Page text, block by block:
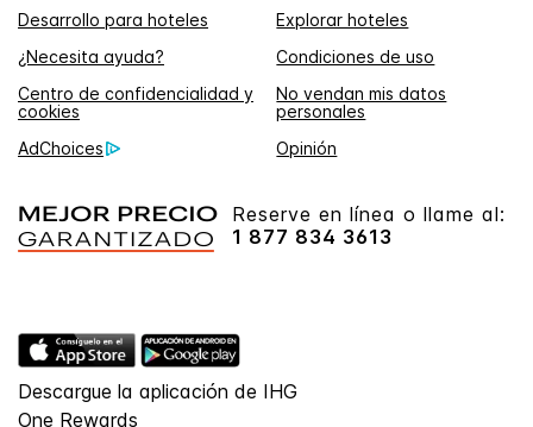
Desarrollo para hoteles
Explorar hoteles
¿Necesita ayuda?
Condiciones de uso
Centro de confidencialidad y
cookies
No vendan mis datos
personales
AdChoices
Opinión
Reserve en línea o llame al:
1 877 834 3613
Descargue la aplicación de IHG
One Rewards